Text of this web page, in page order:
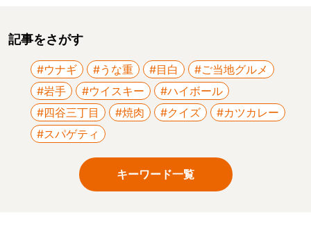
記事をさがす
#ウナギ #うな重 #目白
#ご当地グルメ
#岩手
#ウイスキー
#ハイボール
#四谷三丁目
#焼肉 #クイズ
#カツカレー
#スパゲティ
キーワード一覧